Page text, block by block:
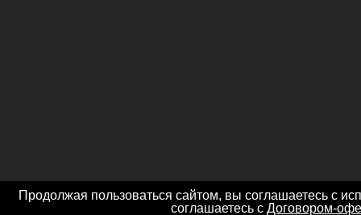
Продолжая пользоваться сайтом, вы соглашаетесь с
соглашаетесь с Договором-